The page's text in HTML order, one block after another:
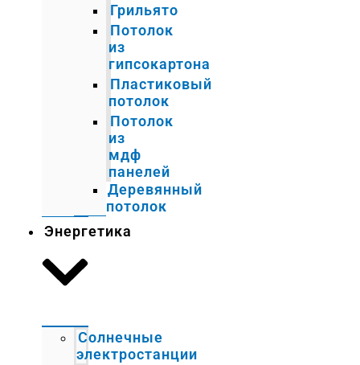
Грильято
Потолок
из
гипсокартона
Пластиковый
потолок
Потолок
из
мдф
панелей
Деревянный
потолок
Энергетика
Солнечные
электростанции